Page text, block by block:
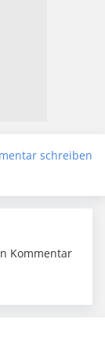
schreiben
Kommentar